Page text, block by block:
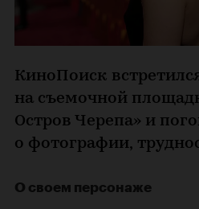
КиноПоиск
на съемочной
Остров Черепа» и
о фотографии,
О своем персонаже